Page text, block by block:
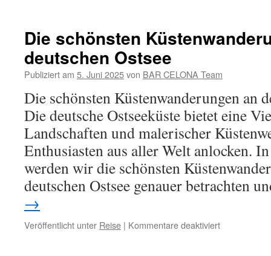
der
&
Die schönsten
deutschen Ostsee
Publiziert am 5. Juni 2025von BAR CELONA Team
Die schönsten Küstenwanderungen an
Die deutsche Ostseeküste bietet eine
Landschaften und malerischer
Enthusiasten aus aller Welt anlocken.
werden wir die schönsten
deutschen Ostsee genauer betrachten
→
Veröffentlicht unter Reise | Kommentare deaktiviertfür